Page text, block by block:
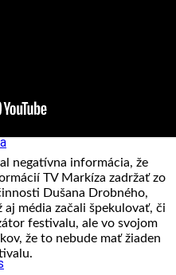
negatívna informácia, že
TV Markíza zadržať zo
Dušana Drobného,
média začali špekulovať, či
festivalu, ale vo svojom
že to nebude mať žiaden